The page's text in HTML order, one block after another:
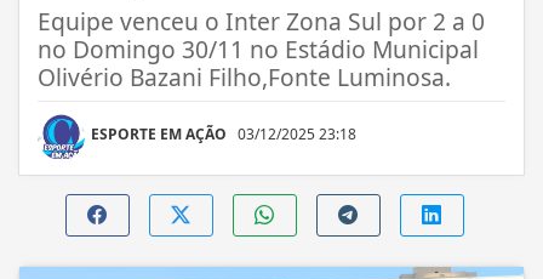
Equipe venceu o Inter Zona Sul por 2 a 0
no Domingo 30/11 no Estádio Municipal
Olivério Bazani Filho,Fonte Luminosa.
ESPORTE EM AÇÃO 03/12/2025 23:18